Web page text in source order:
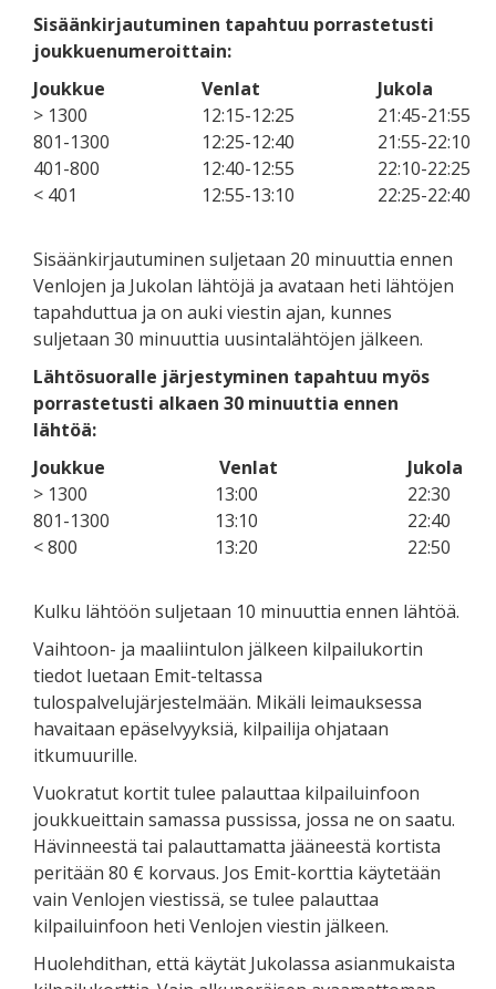
Sisäänkirjautuminen tapahtuu porrastetusti
joukkuenumeroittain:
Joukkue
Venlat
Jukola
> 1300
12:15-12:25
21:45-21:55
801-1300
12:25-12:40
21:55-22:10
401-800
12:40-12:55
22:10-22:25
< 401
12:55-13:10 22:25-22:40
Sisäänkirjautuminen suljetaan 20 minuuttia ennen
Venlojen ja Jukolan lähtöjä ja avataan heti lähtöjen
tapahduttua ja on auki viestin ajan, kunnes
suljetaan 30 minuuttia uusintalähtöjen jälkeen.
Lähtösuoralle järjestyminen tapahtuu myös
porrastetusti alkaen 30 minuuttia ennen
lähtöä:
Joukkue
Venlat
Jukola
> 1300
13:00
22:30
801-1300
13:10
22:40
< 800
13:20 22:50
Kulku lähtöön suljetaan 10 minuuttia ennen lähtöä.
Vaihtoon- ja maaliintulon jälkeen kilpailukortin
tiedot luetaan Emit-teltassa
tulospalvelujärjestelmään. Mikäli leimauksessa
havaitaan epäselvyyksiä, kilpailija ohjataan
itkumuurille.
Vuokratut kortit tulee palauttaa kilpailuinfoon
joukkueittain samassa pussissa, jossa ne on saatu.
Hävinneestä tai palauttamatta jääneestä kortista
peritään 80 € korvaus. Jos Emit-korttia käytetään
vain Venlojen viestissä, se tulee palauttaa
kilpailuinfoon heti Venlojen viestin jälkeen.
Huolehdithan, että käytät Jukolassa asianmukaista